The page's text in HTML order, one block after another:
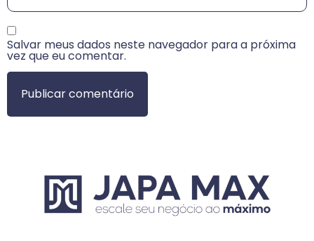
Salvar meus dados neste navegador para a próxima
vez que eu comentar.